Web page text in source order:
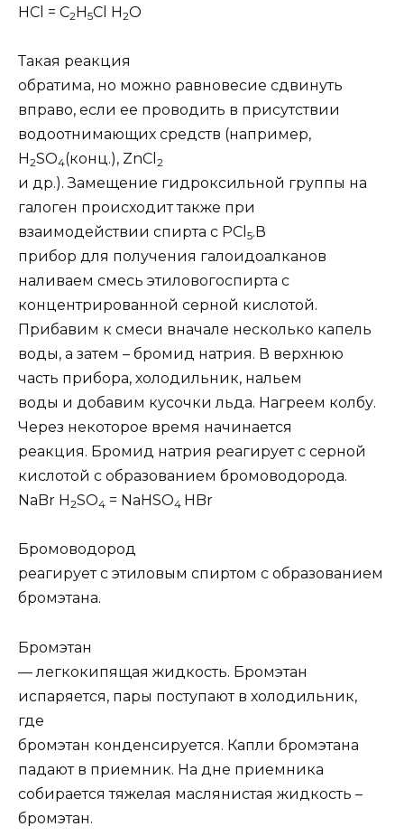
HCl = C2H5Cl H2O
Такая реакция
обратима, но можно равновесие сдвинуть
вправо, если ее проводить в присутствии
водоотнимающих средств (например,
H 2SO4(конц.), ZnCl 2
и др.). Замещение гидроксильной группы на
галоген происходит также при
взаимодействии спирта с PCl 5. В
прибор для получения галоидоалканов
наливаем смесь этиловогоспирта с
концентрированной серной кислотой.
Прибавим к смеси вначале несколько капель
воды, а затем – бромид натрия. В верхнюю
часть прибора, холодильник, нальем
воды и добавим кусочки льда. Нагреем колбу.
Через некоторое время начинается
реакция. Бромид натрия реагирует с серной
кислотой с образованием бромоводорода.
NaBr H 2SO4 = NaHSO4 HBr
Бромоводород
реагирует с этиловым спиртом с образованием
бромэтана.
Бромэтан
— легкокипящая жидкость. Бромэтан
испаряется, пары поступают в холодильник,
где
бромэтан конденсируется. Капли бромэтана
падают в приемник. На дне приемника
собирается тяжелая маслянистая жидкость –
бромэтан.